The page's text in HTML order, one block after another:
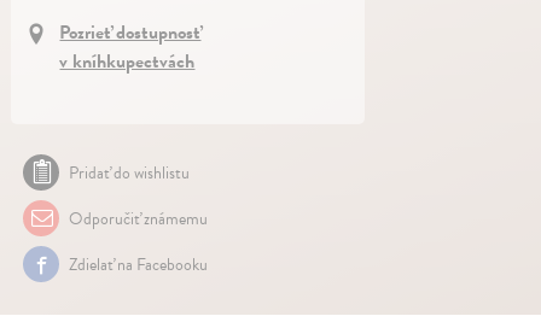
Pozrieť dostupnosť
v kníhkupectvách
Pridať do wishlistu
Odporučiť známemu
Zdielať na Facebooku